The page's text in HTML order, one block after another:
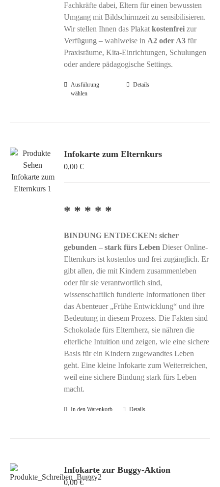
Fachkräfte dabei, Eltern für einen bewussten
Umgang mit Bildschirmzeit zu sensibilisieren.
Wir stellen Ihnen das Plakatkostenfrei zur
Verfügung – wahlweise in A2 oder A3 für
Praxisräume, Kita-Einrichtungen, Schulungen
oder andere pädagogische Settings.
Ausführung
wählen
Dieses
Die
werden
Details
Infokarte zum Elternkurs
0,00€
* * * * *
BINDUNG ENTDECKEN: sicher
gebunden – stark fürs Leben Dieser Online-
Elternkurs ist kostenlos und frei zugänglich. Er
gibt allen, die mit Kindern zusammenleben
oder für sie verantwortlich sind,
wissenschaftlich fundierte Informationen über
das Abenteuer „Frühe Entwicklung“ und ihre
Bedeutung in diesem Prozess. Die Fakten sind
Schokolade fürs Elternherz, sie nähren die
elterliche Intuition und zeigen, wie eine sichere
Basis für ein Kindern zugewandtes Leben
geht. Eine kleine Infokarte zum Weiterreichen,
weil eine sichere Bindung stark fürs Leben
macht.
In den Warenkorb Details
Infokarte zur Buggy-Aktion
0,00€